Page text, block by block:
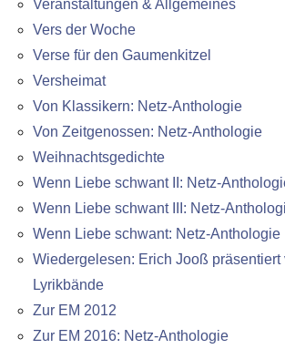
Veranstaltungen & Allgemeines
Vers der Woche
Verse für den Gaumenkitzel
Versheimat
Von Klassikern: Netz-Anthologie
Von Zeitgenossen: Netz-Anthologie
Weihnachtsgedichte
Wenn Liebe schwant II: Netz-
Wenn Liebe schwant III: Netz-
Wenn Liebe schwant: Netz-Anthologie
Wiedergelesen: Erich Jooß präsentiert
Lyrikbände
Zur EM 2012
Zur EM 2016: Netz-Anthologie